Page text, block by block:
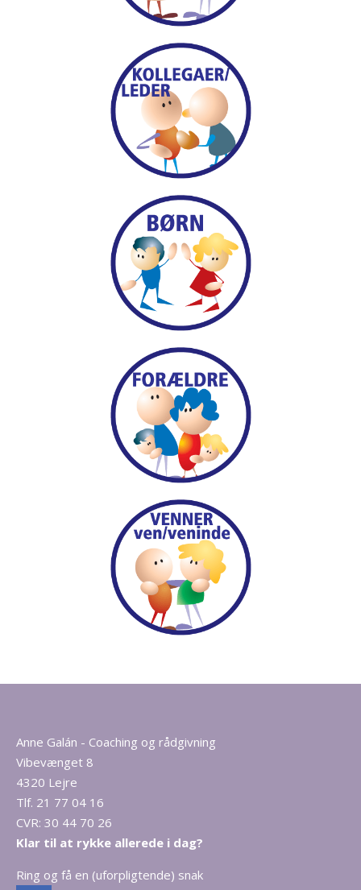
Anne Galán - Coaching og rådgivning
Vibevænget 8
4320 Lejre
Tlf. 21 77 04 16
CVR: 30 44 70 26
Klar til at rykke allerede i dag?
Ring og få en (uforpligtende) snak